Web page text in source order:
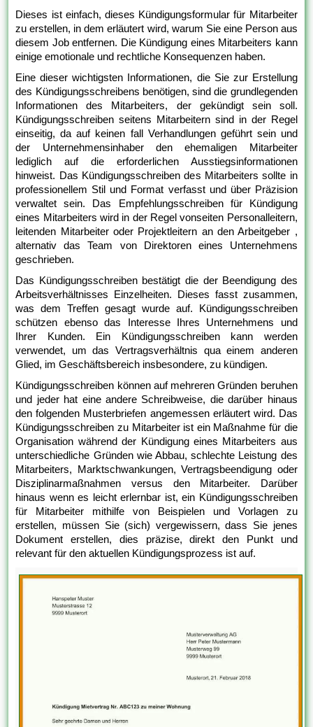
Dieses ist einfach, dieses Kündigungsformular für Mitarbeiter
zu erstellen, in dem erläutert wird, warum Sie eine Person aus
diesem Job entfernen. Die Kündigung eines Mitarbeiters kann
einige emotionale und rechtliche Konsequenzen haben.
Eine dieser wichtigsten Informationen, die Sie zur Erstellung
des Kündigungsschreibens benötigen, sind die grundlegenden
Informationen des Mitarbeiters, der gekündigt sein soll.
Kündigungsschreiben seitens Mitarbeitern sind in der Regel
einseitig, da auf keinen fall Verhandlungen geführt sein und
der Unternehmensinhaber den ehemaligen Mitarbeiter
lediglich auf die erforderlichen Ausstiegsinformationen
hinweist. Das Kündigungsschreiben des Mitarbeiters sollte in
professionellem Stil und Format verfasst und über Präzision
verwaltet sein. Das Empfehlungsschreiben für Kündigung
eines Mitarbeiters wird in der Regel vonseiten Personalleitern,
leitenden Mitarbeiter oder Projektleitern an den Arbeitgeber ,
alternativ das Team von Direktoren eines Unternehmens
geschrieben.
Das Kündigungsschreiben bestätigt die der Beendigung des
Arbeitsverhältnisses Einzelheiten. Dieses fasst zusammen,
was dem Treffen gesagt wurde auf. Kündigungsschreiben
schützen ebenso das Interesse Ihres Unternehmens und
Ihrer Kunden. Ein Kündigungsschreiben kann werden
verwendet, um das Vertragsverhältnis qua einem anderen
Glied, im Geschäftsbereich insbesondere, zu kündigen.
Kündigungsschreiben können auf mehreren Gründen beruhen
und jeder hat eine andere Schreibweise, die darüber hinaus
den folgenden Musterbriefen angemessen erläutert wird. Das
Kündigungsschreiben zu Mitarbeiter ist ein Maßnahme für die
Organisation während der Kündigung eines Mitarbeiters aus
unterschiedliche Gründen wie Abbau, schlechte Leistung des
Mitarbeiters, Marktschwankungen, Vertragsbeendigung oder
Disziplinarmaßnahmen versus den Mitarbeiter. Darüber
hinaus wenn es leicht erlernbar ist, ein Kündigungsschreiben
für Mitarbeiter mithilfe von Beispielen und Vorlagen zu
erstellen, müssen Sie (sich) vergewissern, dass Sie jenes
Dokument erstellen, dies präzise, direkt den Punkt und
relevant für den aktuellen Kündigungsprozess ist auf.